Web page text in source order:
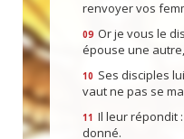
renvoyer vos
09 Or je vous le
épouse une
10 Ses disciples
vaut ne pas se
11
Il leur répondit
donné.